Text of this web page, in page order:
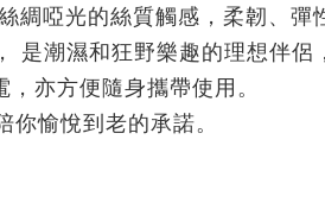
綢啞光的絲質觸感，柔韌、彈
是潮濕和狂野樂趣的理想伴
亦方便隨身攜帶使用。
愉悅到老的承諾。